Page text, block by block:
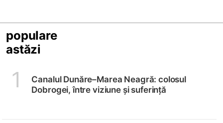
populare
astăzi
1
Canalul Dunăre–Marea Neagră: colosul
Dobrogei, între viziune și suferință